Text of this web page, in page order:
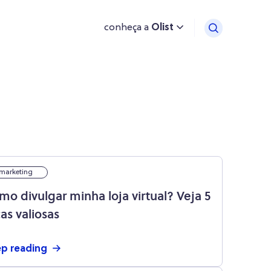
conheça a Olist
divulgar minha loja virtual? Veja 5
valiosas
reading